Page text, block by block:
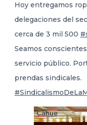
TRANSPARENCIA
Hoy entregamos
delegaciones del
cerca de 3 mil 500
Seamos
servicio público.
prendas sindicales.